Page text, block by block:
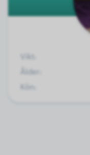
Vikt:
Ålder:
Kön: